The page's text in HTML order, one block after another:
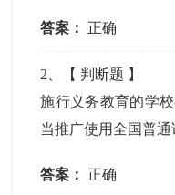
答案： 正确
2 、【 判断题 】
施行义务教育的学
当推广使用全国普
答案： 正确